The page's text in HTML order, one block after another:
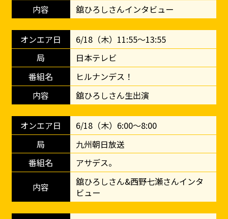
舘ひろしさんインタビュー
6/18（木）11:55～13:55
日本テレビ
ヒルナンデス！
舘ひろしさん生出演
6/18（木）6:00～8:00
九州朝日放送
アサデス。
舘ひろしさん&西野七瀬さんインタ
ビュー